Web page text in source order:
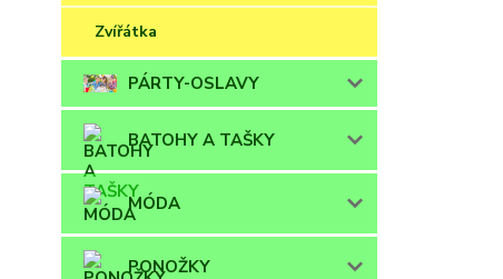
Zvířátka
PÁRTY-OSLAVY
BATOHY A TAŠKY
MÓDA
PONOŽKY